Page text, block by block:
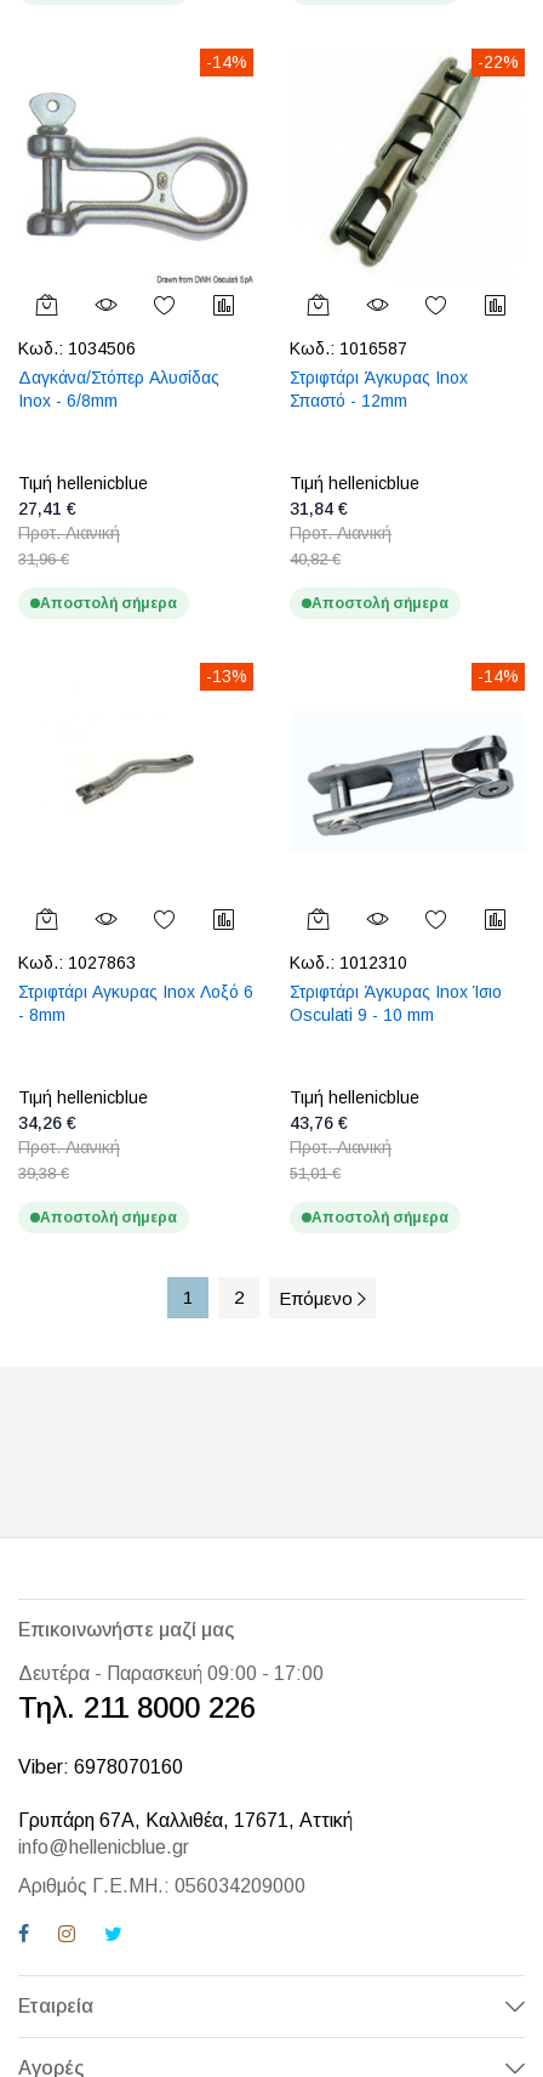
-14%
Κωδ.: 1034506
Δαγκάνα/Στόπερ Αλυσίδας
Inox - 6/8mm
Τιμή hellenicblue
27,41 €
Προτ. Λιανική
31,96 €
Αποστολή σήμερα
-22%
Κωδ.: 1016587
Στριφτάρι Άγκυρας Inox
Σπαστό - 12mm
Τιμή hellenicblue
31,84 €
Προτ. Λιανική
40,82 €
Αποστολή σήμερα
-13%
Κωδ.: 1027863
Στριφτάρι Aγκυρας Inox Λοξό 6
- 8mm
Τιμή hellenicblue
34,26 €
Προτ. Λιανική
39,38 €
Αποστολή σήμερα
-14%
Κωδ.: 1012310
Στριφτάρι Άγκυρας Inox Ίσιο
Osculati 9 - 10 mm
Τιμή hellenicblue
43,76 €
Προτ. Λιανική
51,01 €
Αποστολή σήμερα
1 2 Επόμενο
Επικοινωνήστε μαζί μας
Δευτέρα - Παρασκευή 09:00 - 17:00
Τηλ. 211 8000 226
Viber: 6978070160
Γρυπάρη 67Α, Καλλιθέα, 17671, Αττική
info@hellenicblue.gr
Αριθμός Γ.Ε.ΜΗ.: 056034209000
Εταιρεία
Αγορές